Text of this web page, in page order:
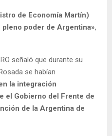
de Economía Martín)
poder de Argentina»,
señaló que durante su
se habían
la integración
el Gobierno del Frente de
de la Argentina de